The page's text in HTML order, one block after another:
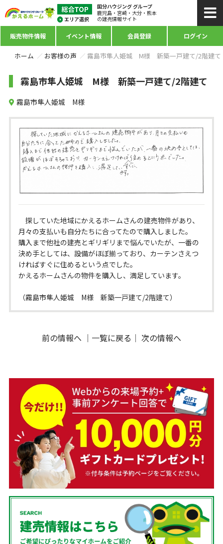
国分ハウジング グループ
鹿児島・宮崎・大分・熊本
の建売情報サイト
販売物件情報 イベント情報 会員登録 ログイン
ホーム お客様の声 霧島市隼人姫城 M様 新築一戸建て/2階建て
霧島市隼人姫城 M様 新築一戸建て/2階建て
霧島市隼人姫城 M様
探していた地域にかえるホームさんの建売物件があり、
月々の支払いも自分たちに合ってたので購入しました。
購入まで他社の建売とギリギリまで悩んでいたが、一番の
決め手としては、設備がほぼ揃っており、カーテンさえつ
ければすぐに住めるという点でした。
かえるホームさんの物件を購入し、満足しています。
（霧島市隼人姫城 M様 新築一戸建て/2階建て）
前の情報へ ｜ 一覧に戻る ｜ 次の情報へ